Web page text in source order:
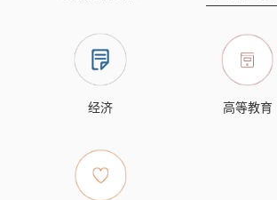
经济 高等教育